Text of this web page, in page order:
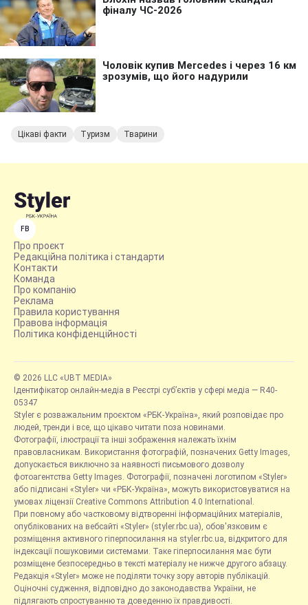
Цікаві факти Туризм Тварини
FB
Про проєкт
Редакційна політика і стандарти
Контакти
Команда
Про компанію
Реклама
Правила користування
Правова інформація
Політика конфіденційності
© 2026 LLC «UBT MEDIA»
Ідентифікатор онлайн-медіа в Реєстрі суб’єктів у сфері медіа — R40-
05347
Styler є розважальним проєктом «РБК-Україна», який розповідає про
людей, тренди і все, що цікаво читати поза новинами.
Фотографії, ілюстрації та інші зображення належать їхнім
правовласникам. Використання фотографій, позначених Getty Images,
допускається виключно за наявності письмового дозволу
фотоагентства Getty Images. Фотографії, позначені логотипом «Styler»
або підписані «Styler» чи «РБК-Україна», можуть використовуватися на
умовах ліцензії Creative Commons Attribution 4.0 International.
При повному або частковому відтворенні інформаційних матеріалів,
опублікованих на вебсайті «Styler» (styler.rbc.ua), обов'язковим є
розміщення активного гіперпосилання на styler.rbc.ua, відкритого для
індексації пошуковими системами. Таке гіперпосилання має бути
розміщене безпосередньо в тексті матеріалу не нижче другого абзацу.
Редакція «Styler» може не поділяти точку зору авторів публікацій.
Оціночні судження, відповідно до законодавства України, не
підлягають спростуванню та доведенню їх правдивості.